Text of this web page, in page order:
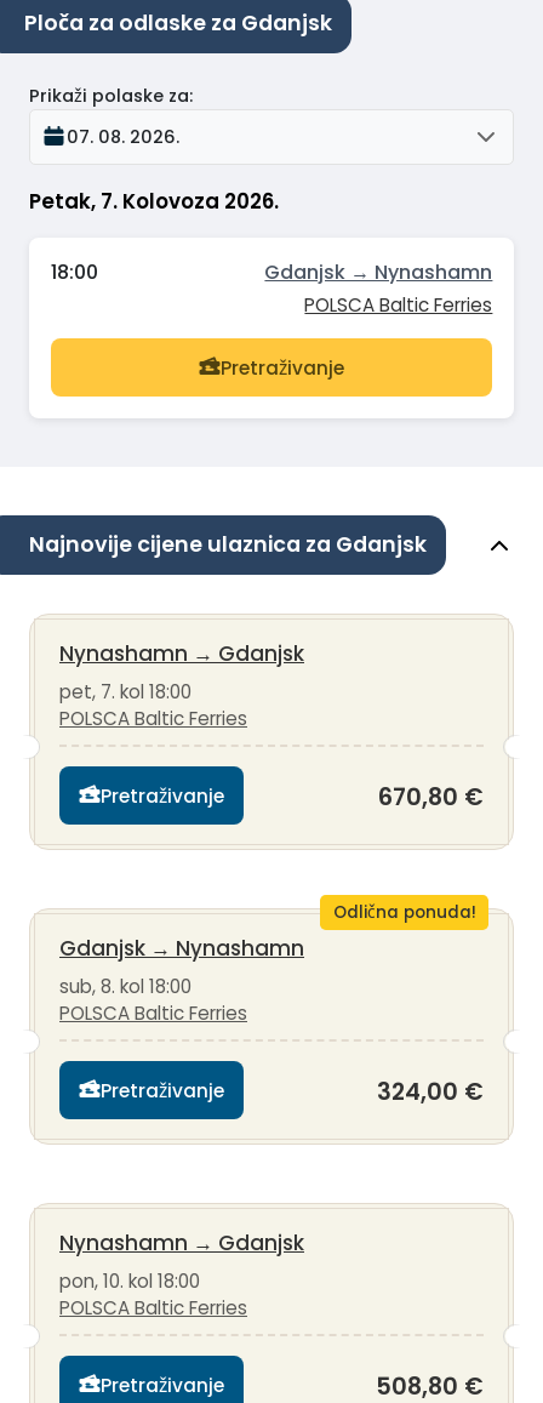
Ploča za odlaske za Gdanjsk
Petak, 7. Kolovoza 2026.
Prikaži polaske za:
07. 08. 2026.
18:00 Gdanjsk → Nynashamn
POLSCA Baltic Ferries
Pretraživanje
Najnovije cijene ulaznica za Gdanjsk
Nynashamn → Gdanjsk
pet, 7. kol 18:00
POLSCA Baltic Ferries
Pretraživanje 670,80 €
Odlična ponuda!
Gdanjsk → Nynashamn
sub, 8. kol 18:00
POLSCA Baltic Ferries
Pretraživanje 324,00 €
Nynashamn → Gdanjsk
pon, 10. kol 18:00
POLSCA Baltic Ferries
Pretraživanje 508,80 €